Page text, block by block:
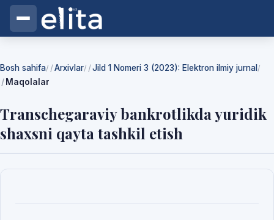
Bosh sahifa/ Arxivlar/ Jild 1 Nomeri 3 (2023): Elektron ilmiy jurnal /
Maqolalar
Transchegaraviy bankrotlikda yuridik
shaxsni qayta tashkil etish